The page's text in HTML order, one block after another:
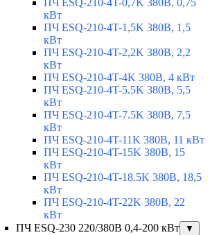
ПЧ ESQ-210-4T-0,7K 380В, 0,75
кВт
ПЧ ESQ-210-4T-1,5K 380В, 1,5
кВт
ПЧ ESQ-210-4T-2,2K 380В, 2,2
кВт
ПЧ ESQ-210-4T-4K 380В, 4 кВт
ПЧ ESQ-210-4T-5.5K 380В, 5,5
кВт
ПЧ ESQ-210-4T-7.5K 380В, 7,5
кВт
ПЧ ESQ-210-4T-11K 380В, 11 кВт
ПЧ ESQ-210-4T-15K 380В, 15
кВт
ПЧ ESQ-210-4T-18.5K 380В, 18,5
кВт
ПЧ ESQ-210-4T-22K 380В, 22
кВт
ПЧ ESQ-230 220/380В 0,4-200 кВт
▼